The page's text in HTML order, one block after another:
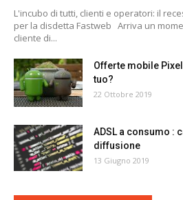
L'incubo di tutti, clienti e operatori: il
per la disdetta Fastweb Arriva un
cliente di...
Offerte mobile
tuo?
22 Ottobre 2019
ADSL a consumo :
diffusione
13 Giugno 2019